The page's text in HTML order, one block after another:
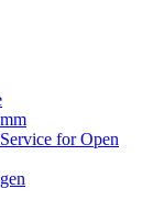
for Open